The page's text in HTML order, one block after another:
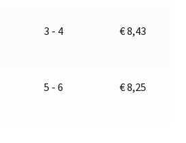
3 - 4 €8,43
5 - 6 €8,25